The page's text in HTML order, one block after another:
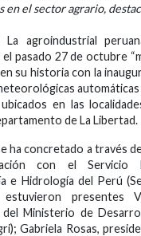
en el sector agrario,
La agroindustrial
pasado 27 de octubre
su historia con la
en las
de La Libertad.
ha concretado a través
con el Servicio
e Hidrología del Perú
estuvieron presentes
del Ministerio de
Gabriela Rosas,